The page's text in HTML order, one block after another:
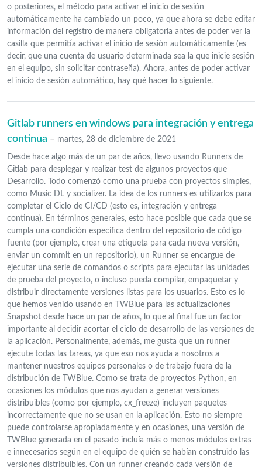
o posteriores, el método para activar el inicio de sesión
automáticamente ha cambiado un poco, ya que ahora se debe editar
información del registro de manera obligatoria antes de poder ver la
casilla que permitía activar el inicio de sesión automáticamente (es
decir, que una cuenta de usuario determinada sea la que inicie sesión
en el equipo, sin solicitar contraseña). Ahora, antes de poder activar
el inicio de sesión automático, hay qué hacer lo siguiente.
Gitlab runners en windows para integración y entrega
continua – martes, 28 de diciembre de 2021
Desde hace algo más de un par de años, llevo usando Runners de
Gitlab para desplegar y realizar test de algunos proyectos que
Desarrollo. Todo comenzó como una prueba con proyectos simples,
como Music DL y socializer. La idea de los runners es utilizarlos para
completar el Ciclo de CI/CD (esto es, integración y entrega
continua). En términos generales, esto hace posible que cada que se
cumpla una condición específica dentro del repositorio de código
fuente (por ejemplo, crear una etiqueta para cada nueva versión,
enviar un commit en un repositorio), un Runner se encargue de
ejecutar una serie de comandos o scripts para ejecutar las unidades
de prueba del proyecto, o incluso pueda compilar, empaquetar y
distribuir directamente versiones listas para los usuarios. Esto es lo
que hemos venido usando en TWBlue para las actualizaciones
Snapshot desde hace un par de años, lo que al final fue un factor
importante al decidir acortar el ciclo de desarrollo de las versiones de
la aplicación. Personalmente, además, me gusta que un runner
ejecute todas las tareas, ya que eso nos ayuda a nosotros a
mantener nuestros equipos personales o de trabajo fuera de la
distribución de TWBlue. Como se trata de proyectos Python, en
ocasiones los módulos que nos ayudan a generar versiones
distribuibles (como por ejemplo, cx_freeze) incluyen paquetes
incorrectamente que no se usan en la aplicación. Esto no siempre
puede controlarse apropiadamente y en ocasiones, una versión de
TWBlue generada en el pasado incluía más o menos módulos extras
e innecesarios según en el equipo de quién se habían construido las
versiones distribuibles. Con un runner creando cada versión de